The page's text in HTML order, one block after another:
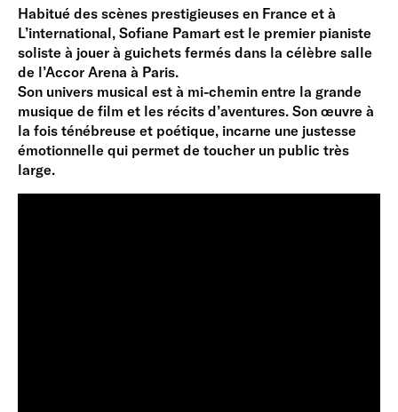
Habitué des scènes prestigieuses en France et à
L’international, Sofiane Pamart est le premier pianiste
soliste à jouer à guichets fermés dans la célèbre salle
de l’Accor Arena à Paris.
Son univers musical est à mi-chemin entre la grande
musique de film et les récits d’aventures. Son œuvre à
la fois ténébreuse et poétique, incarne une justesse
émotionnelle qui permet de toucher un public très
large.